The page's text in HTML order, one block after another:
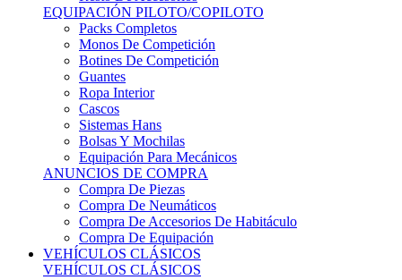
EQUIPACIÓN PILOTO/COPILOTO
Packs Completos
Monos De Competición
Botines De Competición
Guantes
Ropa Interior
Cascos
Sistemas Hans
Bolsas Y Mochilas
Equipación Para Mecánicos
ANUNCIOS DE COMPRA
Compra De Piezas
Compra De Neumáticos
Compra De Accesorios De Habitáculo
Compra De Equipación
VEHÍCULOS CLÁSICOS
VEHÍCULOS CLÁSICOS